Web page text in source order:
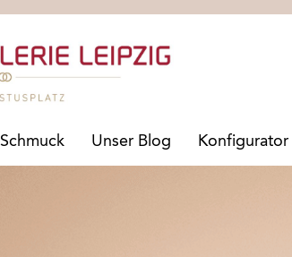
Schmuck Unser Blog Konfigurator